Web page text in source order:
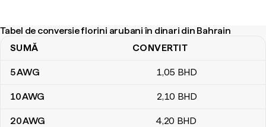
Tabel de conversie florini arubani în dinari din Bahrain
Tabel de conversie florini arubani în dinari din Bahrain
SUMĂ CONVERTIT
5AWG 1,05 BHD
10AWG 2,10 BHD
20AWG 4,20 BHD